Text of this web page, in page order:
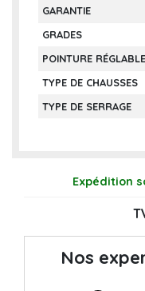
GARANTIE
GRADES
POINTURE RÉGLABLE
TYPE DE CHAUSSES
TYPE DE SERRAGE
Expédition
Nos